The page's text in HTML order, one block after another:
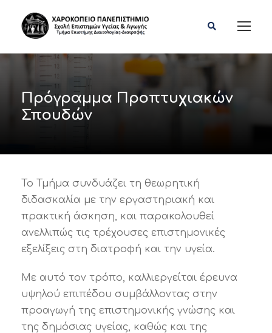
Πρόγραμμα Προπτυχιακών
Σπουδών
Το Τμήμα συνδυάζει τη θεωρητική
διδασκαλία με την εργαστηριακή και
πρακτική άσκηση, και παρακολουθεί
ανελλιπώς τις τρέχουσες επιστημονικές
εξελίξεις στη διατροφή και την υγεία.
Με αυτό τον τρόπο, καλλιεργείται έρευνα
υψηλού επιπέδου συμβάλλοντας στην
προαγωγή της επιστημονικής γνώσης και
της δημόσιας υγείας, καθώς και της